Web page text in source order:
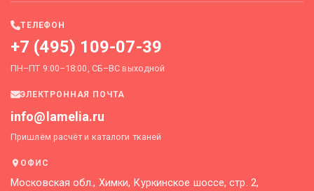
ТЕЛЕФОН
+7 (495) 109-07-39
ПН–ПТ 9:00–18:00, СБ–ВС выходной
ЭЛЕКТРОННАЯ ПОЧТА
info@lamelia.ru
Пришлём расчёт и каталоги тканей
ОФИС
Московская обл., Химки, Куркинское шоссе, стр. 2,